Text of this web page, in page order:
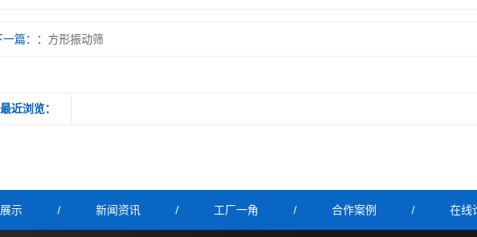
篇： 方形振动筛
最近浏览：
示 / 新闻资讯 / 工厂一角 / 合作案例 / 在线